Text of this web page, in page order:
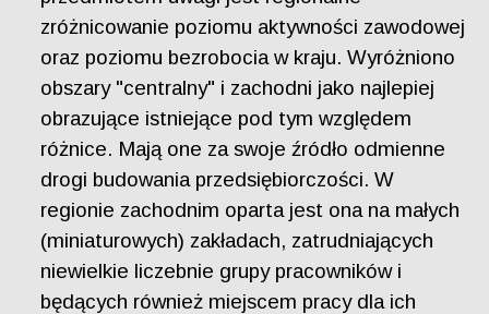
zróżnicowanie poziomu aktywności zawodowej
oraz poziomu bezrobocia w kraju. Wyróżniono
obszary "centralny" i zachodni jako najlepiej
obrazujące istniejące pod tym względem
różnice. Mają one za swoje źródło odmienne
drogi budowania przedsiębiorczości. W
regionie zachodnim oparta jest ona na małych
(miniaturowych) zakładach, zatrudniających
niewielkie liczebnie grupy pracowników i
będących również miejscem pracy dla ich